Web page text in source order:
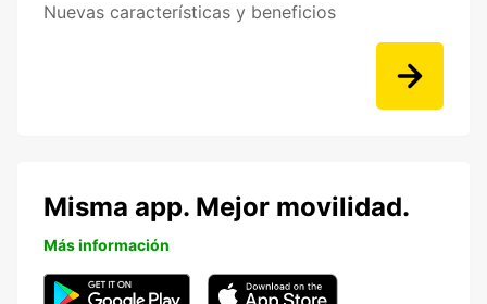
Nuevas características y beneficios
Misma app. Mejor movilidad.
Más información